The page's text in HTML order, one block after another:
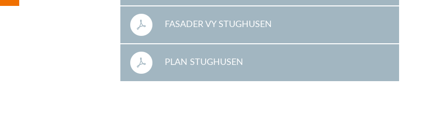
FASADER VY STUGHUSEN
PLAN STUGHUSEN